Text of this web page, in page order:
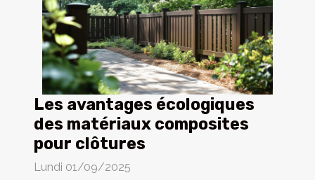
Les avantages écologiques
des matériaux composites
pour clôtures
Lundi 01/09/2025